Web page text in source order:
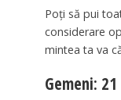
Poți să pui
considerare
mintea ta va
Gemeni: